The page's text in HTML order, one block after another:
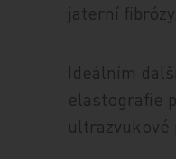
jaterní
Ideálním
elastografie
ultrazvukové